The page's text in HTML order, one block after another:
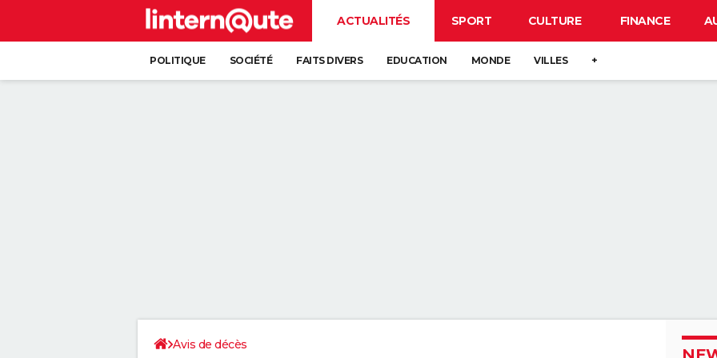
ACTUALITÉS SPORT CULTURE FINANCE
POLITIQUE SOCIÉTÉ FAITS DIVERS EDUCATION MONDE VILLES +
Avis de décès